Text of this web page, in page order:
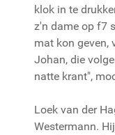
klok in te
z'n dame op f7
mat kon geven,
Johan, die
natte krant",
Loek van der
Westermann.